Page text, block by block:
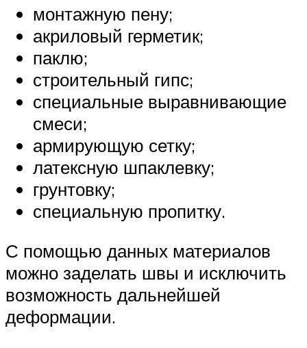
монтажную пену;
акриловый герметик;
паклю;
строительный гипс;
специальные выравнивающие
смеси;
армирующую сетку;
латексную шпаклевку;
грунтовку;
специальную пропитку.
С помощью данных материалов
можно заделать швы и исключить
возможность дальнейшей
деформации.